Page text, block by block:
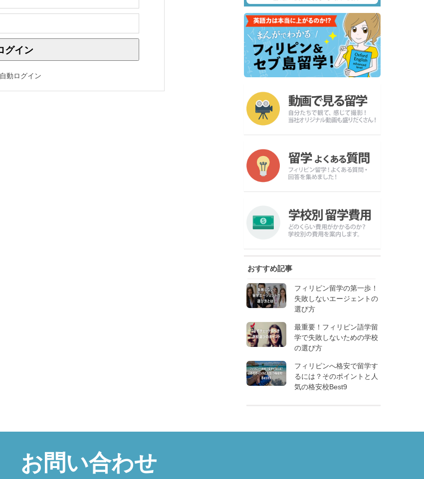
自動ログイン
おすすめ記事
フィリピン留学の第一歩！
失敗しないエージェントの
選び方
最重要！フィリピン語学留
学で失敗しないための学校
の選び方
フィリピンへ格安で留学す
るには？そのポイントと人
気の格安校Best9
お問い合わせ